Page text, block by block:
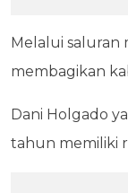
Melalui saluran
membagikan
Dani Holgado
tahun memiliki